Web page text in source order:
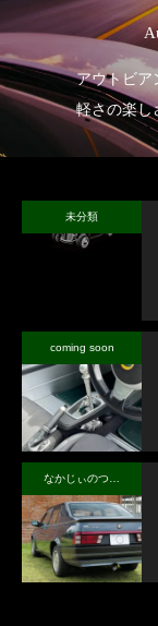
アウトビア
軽さの楽し
未分類
coming soon